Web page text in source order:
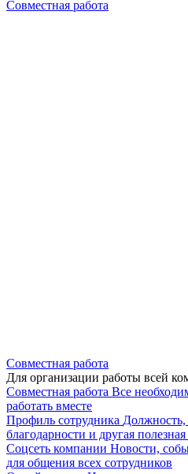
Совместная работа
Совместная работа
Для организации работы всей
Совместная работа Все
работать вместе
Профиль сотрудника Должность,
благодарности и другая
Соцсеть компании Новости,
для общения всех сотрудников